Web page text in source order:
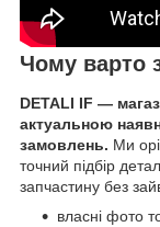
Чому варто
DETALI IF —
актуальною
замовлень. Ми
точний підбір
запчастину без
власні фото